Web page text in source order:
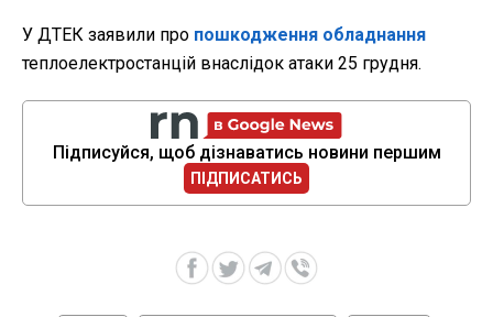
У ДТЕК заявили про пошкодження обладнання
теплоелектростанцій внаслідок атаки 25 грудня.
Підписуйся, щоб дізнаватись новини першим
ПІДПИСАТИСЬ